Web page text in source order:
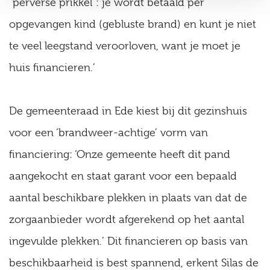
“perverse prikkel”: je wordt betaald per
opgevangen kind (gebluste brand) en kunt je niet
te veel leegstand veroorloven, want je moet je
huis financieren.’
De gemeenteraad in Ede kiest bij dit gezinshuis
voor een ‘brandweer-achtige’ vorm van
financiering: ‘Onze gemeente heeft dit pand
aangekocht en staat garant voor een bepaald
aantal beschikbare plekken in plaats van dat de
zorgaanbieder wordt afgerekend op het aantal
ingevulde plekken.’ Dit financieren op basis van
beschikbaarheid is best spannend, erkent Silas de